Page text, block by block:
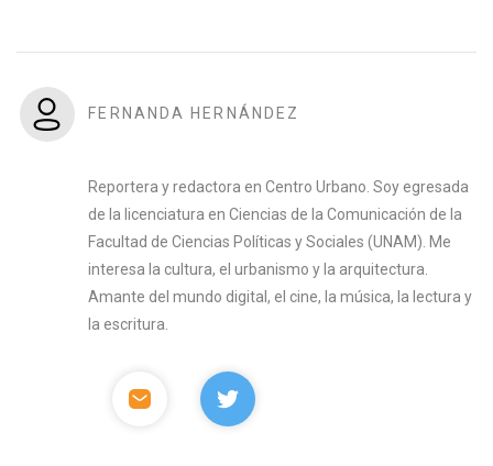
FERNANDA HERNÁNDEZ
Reportera y redactora en Centro Urbano. Soy egresada
de la licenciatura en Ciencias de la Comunicación de la
Facultad de Ciencias Políticas y Sociales (UNAM). Me
interesa la cultura, el urbanismo y la arquitectura.
Amante del mundo digital, el cine, la música, la lectura y
la escritura.